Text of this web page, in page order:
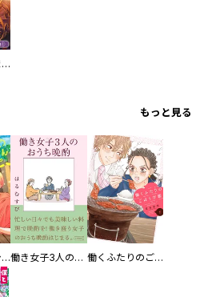
ドロンジョさまは転生しても悪役令嬢のままだった【分冊版】
もっと見る
カラちゃんとシトーさんと、 【分冊版】 働き女子3人のおうち晩酌 働くふたりのごほうび飯